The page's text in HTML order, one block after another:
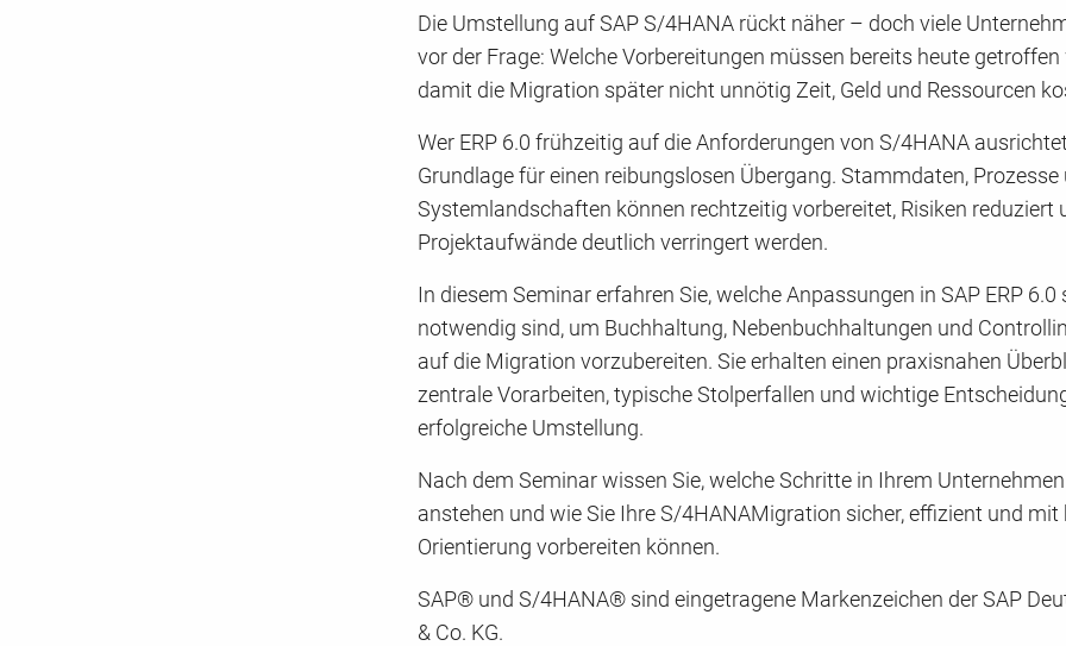
Die Umstellung auf SAP S/4HANA rückt näher – doch viele
vor der Frage: Welche Vorbereitungen müssen bereits heute getroffen
damit die Migration später nicht unnötig Zeit, Geld und Ressourcen
Wer ERP 6.0 frühzeitig auf die Anforderungen von S/4HANA
Grundlage für einen reibungslosen Übergang. Stammdaten, Prozesse
Systemlandschaften können rechtzeitig vorbereitet, Risiken reduziert
Projektaufwände deutlich verringert werden.
In diesem Seminar erfahren Sie, welche Anpassungen in SAP ERP 6.0
notwendig sind, um Buchhaltung, Nebenbuchhaltungen und
auf die Migration vorzubereiten. Sie erhalten einen praxisnahen
zentrale Vorarbeiten, typische Stolperfallen und wichtige
erfolgreiche Umstellung.
Nach dem Seminar wissen Sie, welche Schritte in Ihrem
anstehen und wie Sie Ihre S/4HANAMigration sicher, effizient und mit
Orientierung vorbereiten können.
SAP® und S/4HANA® sind eingetragene Markenzeichen der SAP
& Co. KG.